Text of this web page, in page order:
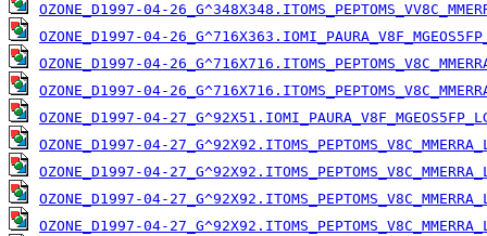
OZONE_D1997-04-
OZONE_D1997-04-
OZONE_D1997-04-
OZONE_D1997-04-
OZONE_D1997-04-
OZONE_D1997-04-
OZONE_D1997-04-
OZONE_D1997-04-
OZONE_D1997-04-